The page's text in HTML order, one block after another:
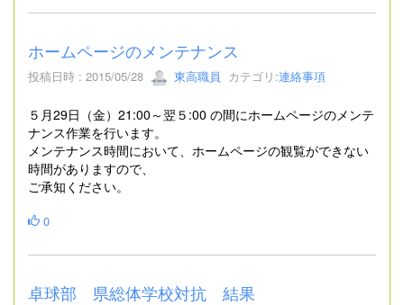
ホームページのメンテナンス
投稿日時 : 2015/05/28 東高職員 カテゴリ:連絡事項
５月29日（金）21:00～翌５:00 の間にホームページのメンテ
ナンス作業を行います。
メンテナンス時間において、ホームページの観覧ができない
時間がありますので、
ご承知ください。
0
卓球部 県総体学校対抗 結果